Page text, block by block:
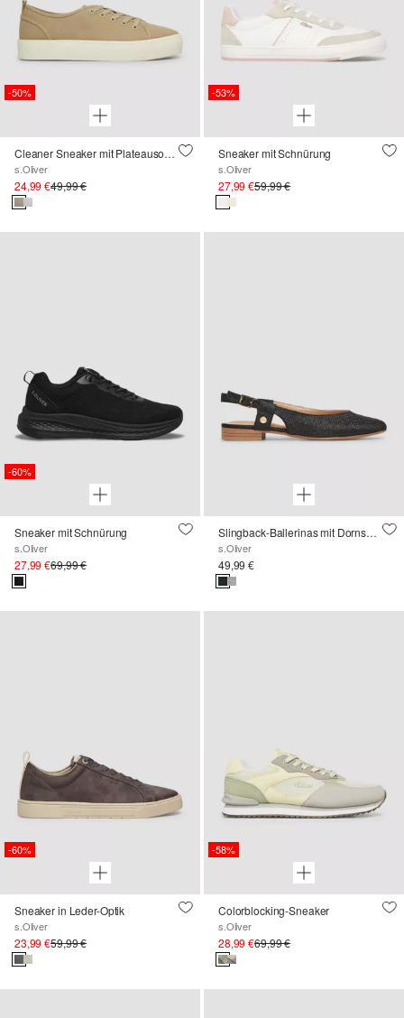
-50%
Cleaner Sneaker mit Plateausohle
s.Oliver
24,99 €49,99 €
-53%
Sneaker mit Schnürung
s.Oliver
27,99 €59,99 €
-60%
Sneaker mit Schnürung
s.Oliver
27,99 €69,99 €
Slingback-Ballerinas mit Dornschließe
s.Oliver
49,99 €
-60%
Sneaker in Leder-Optik
s.Oliver
23,99 €59,99 €
-58%
Colorblocking-Sneaker
s.Oliver
28,99 €69,99 €